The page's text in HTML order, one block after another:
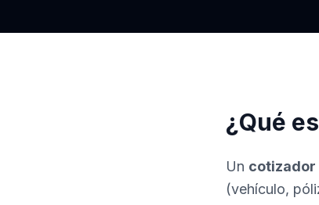
¿Qué
Un cotizador
(vehículo,